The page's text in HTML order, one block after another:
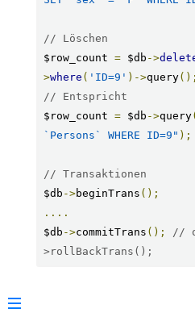
// Löschen
$row_count = $db ->
>where ( 'ID=9' )->query();
// Entspricht
$row_count = $db ->query
`Persons` WHERE ID=9" );
// Transaktionen
$db ->beginTrans ();
....
$db ->commitTrans ();
//
>rollBackTrans();